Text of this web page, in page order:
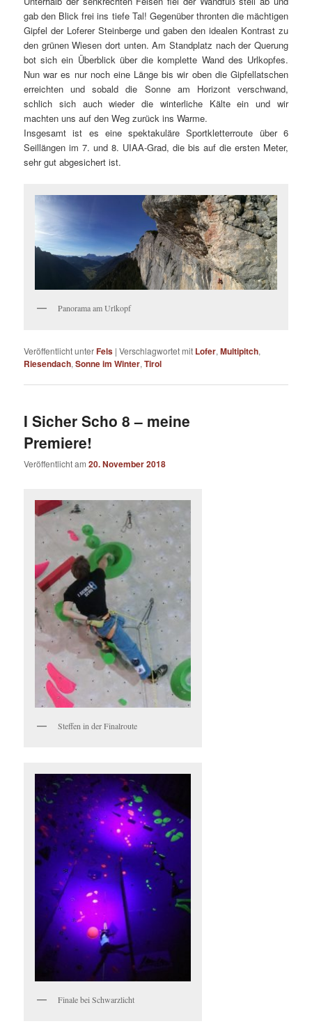
gab den Blick frei ins tiefe Tal! Gegenüber thronten die mächtigen
Gipfel der Loferer Steinberge und gaben den idealen Kontrast zu
den grünen Wiesen dort unten. Am Standplatz nach der Querung
bot sich ein Überblick über die komplette Wand des Urlkopfes.
Nun war es nur noch eine Länge bis wir oben die Gipfellatschen
erreichten und sobald die Sonne am Horizont verschwand,
schlich sich auch wieder die winterliche Kälte ein und wir
machten uns auf den Weg zurück ins Warme.
Insgesamt ist es eine spektakuläre Sportkletterroute über 6
Seillängen im 7. und 8. UIAA-Grad, die bis auf die ersten Meter,
sehr gut abgesichert ist.
Panorama am Urlkopf
Veröffentlicht unterFels |Verschlagwortet mit Lofer,Multipitch,
Riesendach,Sonne im Winter,Tirol
I Sicher Scho 8 – meine
Premiere!
Veröffentlicht am20. November 2018
Steffen in der Finalroute
Finale bei Schwarzlicht